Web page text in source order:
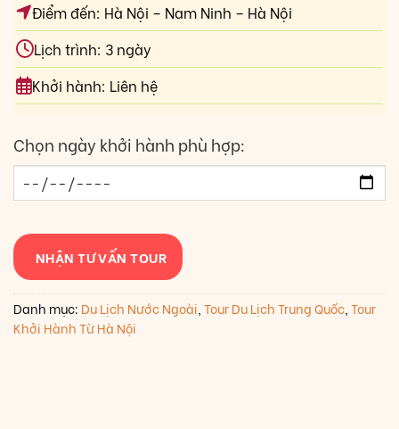
Điểm đến: Hà Nội – Nam Ninh – Hà Nội
Lịch trình: 3 ngày
Khởi hành: Liên hệ
Chọn ngày khởi hành phù hợp:
NHẬN TƯ VẤN TOUR
Danh mục: Du Lịch Nước Ngoài Tour Du Lịch Trung Quốc Tour
Khởi Hành Từ Hà Nội